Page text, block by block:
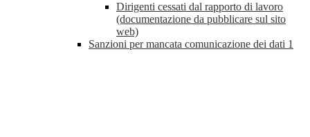
Dirigenti cessati dal rapporto di lavoro
(documentazione da pubblicare sul sito
web)
Sanzioni per mancata comunicazione dei dati 1